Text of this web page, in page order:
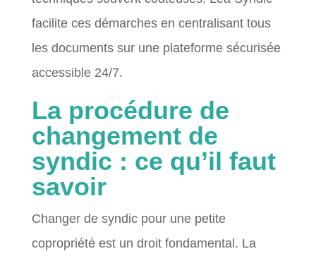
facilite ces démarches en centralisant tous
les documents sur une plateforme sécurisée
accessible 24/7.
La procédure de
changement de
syndic : ce qu’il faut
savoir
Changer de syndic pour une petite
copropriété est un droit fondamental. La